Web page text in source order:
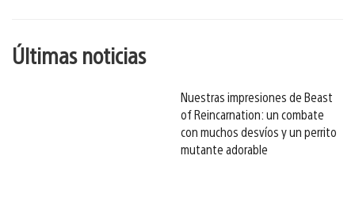
Últimas noticias
Nuestras impresiones de Beast
of Reincarnation: un combate
con muchos desvíos y un perrito
mutante adorable